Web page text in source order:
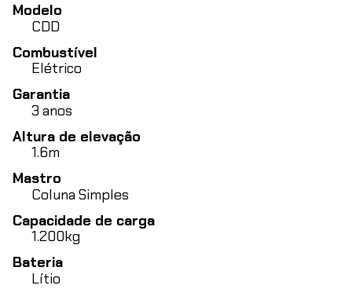
Modelo
CDD
Combustível
Elétrico
Garantia
3 anos
Altura de elevação
1.6m
Mastro
Coluna Simples
Capacidade de carga
1.200kg
Bateria
Lítio